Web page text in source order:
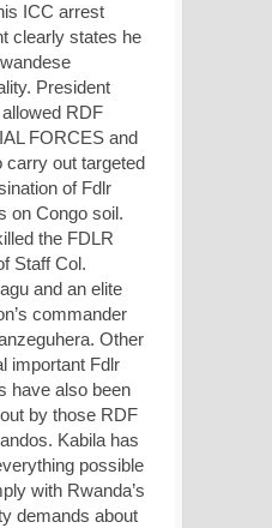
ICC arrest
clearly states he
President
RDF
FORCES and
carry out targeted
of Fdlr
on Congo soil.
the FDLR
Staff Col.
and an elite
commander
Other
important Fdlr
have also been
by those RDF
Kabila has
possible
with Rwanda’s
demands about